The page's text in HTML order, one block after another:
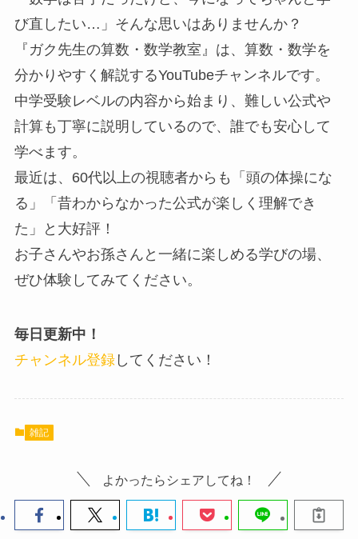
び直したい…」そんな思いはありませんか？
『ガク先生の算数・数学教室』は、算数・数学を
分かりやすく解説するYouTubeチャンネルです。
中学受験レベルの内容から始まり、難しい公式や
計算も丁寧に説明しているので、誰でも安心して
学べます。
最近は、60代以上の視聴者からも「頭の体操にな
る」「昔わからなかった公式が楽しく理解でき
た」と大好評！
お子さんやお孫さんと一緒に楽しめる学びの場、
ぜひ体験してみてください。
毎日更新中！
チャンネル登録してください！
雑記
よかったらシェアしてね！